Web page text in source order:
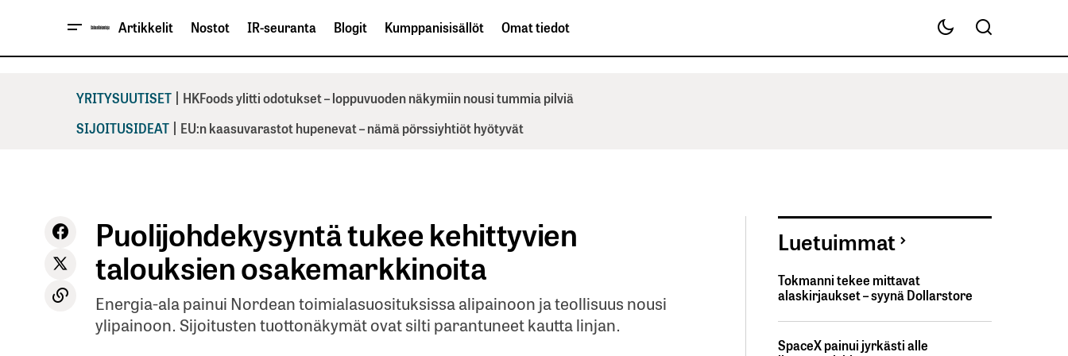
Artikkelit Nostot IR-seuranta Blogit Kumppanisisällöt Omat tiedot
YRITYSUUTISET | HKFoods ylitti odotukset – loppuvuoden näkymiin nousi tummia pilviä
SIJOITUSIDEAT | EU:n kaasuvarastot hupenevat – nämä pörssiyhtiöt hyötyvät
Puolijohdekysyntä tukee kehittyvien
talouksien osakemarkkinoita
Energia-ala painui Nordean toimialasuosituksissa alipainoon ja teollisuus nousi
ylipainoon. Sijoitusten tuottonäkymät ovat silti parantuneet kautta linjan.
Luetuimmat
Tokmanni tekee mittavat
alaskirjaukset – syynä Dollarstore
SpaceX painui jyrkästi alle